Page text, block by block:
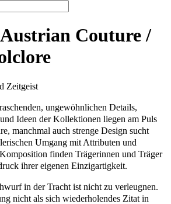
Couture /
Zeitgeist
ungewöhnlichen Details,
Ideen der Kollektionen liegen am Puls
manchmal auch strenge Design sucht
Umgang mit Attributen und
finden Trägerinnen und Träger
ihrer eigenen Einzigartigkeit.
in der Tracht ist nicht zu verleugnen.
nicht als sich wiederholendes Zitat in